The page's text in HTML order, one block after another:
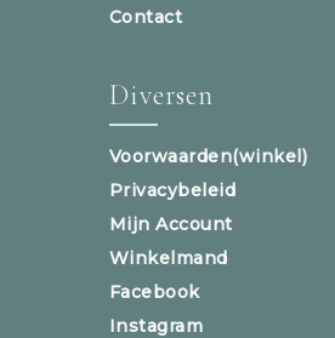
Contact
Diversen
Voorwaarden(winkel)
Privacybeleid
Mijn Account
Winkelmand
Facebook
Instagram